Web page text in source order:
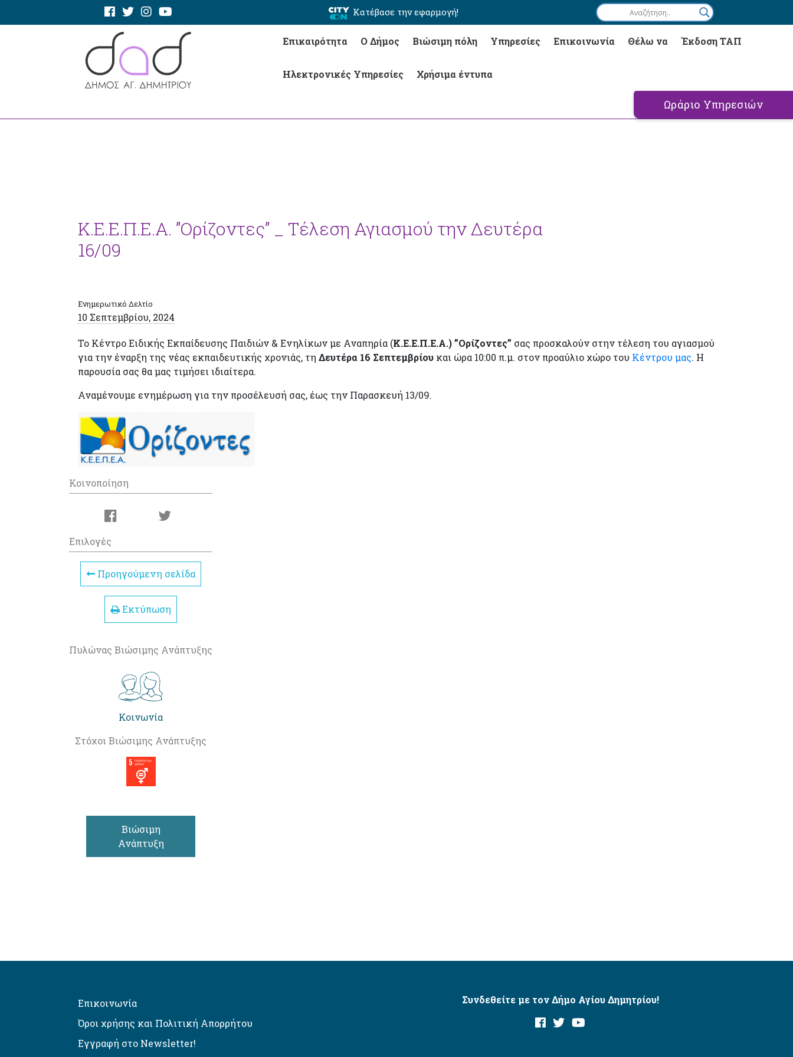
Κατέβασε την εφαρμογή!
Επικαιρότητα Ο Δήμος Βιώσιμη πόλη Υπηρεσίες Επικοινωνία Θέλω να Έκδοση ΤΑΠ
Ηλεκτρονικές Υπηρεσίες Χρήσιμα έντυπα
Ωράριο Υπηρεσιών
Κ.Ε.Ε.Π.Ε.Α. ”Ορίζοντες” _ Τέλεση Αγιασμού την Δευτέρα
16/09
Ενημερωτικό Δελτίο
10 Σεπτεμβρίου, 2024
Το Κέντρο Ειδικής Εκπαίδευσης Παιδιών & Ενηλίκων με Αναπηρία (Κ.Ε.Ε.Π.Ε.Α.) ”Ορίζοντες” σας προσκαλούν στην τέλεση του αγιασμού
για την έναρξη της νέας εκπαιδευτικής χρονιάς, τη Δευτέρα 16 Σεπτεμβρίου και ώρα 10:00 π.μ. στον προαύλιο χώρο του Κέντρου μας. Η
παρουσία σας θα μας τιμήσει ιδιαίτερα.
Αναμένουμε ενημέρωση για την προσέλευσή σας, έως την Παρασκευή 13/09.
Κοινοποίηση
Επιλογές
Προηγούμενη σελίδα
Εκτύπωση
Πυλώνας Βιώσιμης Ανάπτυξης
Κοινωνία
Στόχοι Βιώσιμης Ανάπτυξης
Βιώσιμη
Ανάπτυξη
Επικοινωνία
Όροι χρήσης και Πολιτική Απορρήτου
Εγγραφή στο Newsletter!
Συνδεθείτε με τον Δήμο Αγίου Δημητρίου!